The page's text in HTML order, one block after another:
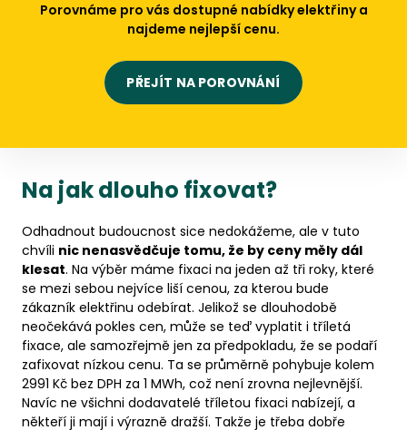
Porovnáme pro vás dostupné nabídky elektřiny a
najdeme nejlepší cenu.
PŘEJÍT NA POROVNÁNÍ
Na jak dlouho fixovat?
Odhadnout budoucnost sice nedokážeme, ale v tuto
chvíli nic nenasvědčuje tomu, že by ceny měly dál
klesat. Na výběr máme fixaci na jeden až tři roky, které
se mezi sebou nejvíce liší cenou, za kterou bude
zákazník elektřinu odebírat. Jelikož se dlouhodobě
neočekává pokles cen, může se teď vyplatit i tříletá
fixace, ale samozřejmě jen za předpokladu, že se podaří
zafixovat nízkou cenu. Ta se průměrně pohybuje kolem
2991 Kč bez DPH za 1 MWh, což není zrovna nejlevnější.
Navíc ne všichni dodavatelé tříletou fixaci nabízejí, a
někteří ji mají i výrazně dražší. Takže je třeba dobře